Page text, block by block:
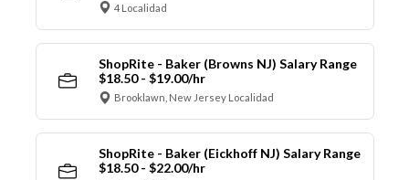
4 Localidad
ShopRite - Baker (Browns NJ) Salary Range
$18.50 - $19.00/hr
Brooklawn, New Jersey Localidad
ShopRite - Baker (Eickhoff NJ) Salary Range
$18.50 - $22.00/hr